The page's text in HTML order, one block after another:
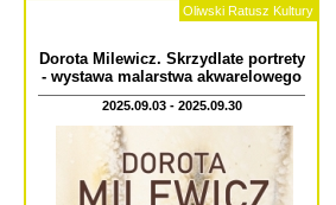
Oliwski Ratusz Kultury
Dorota Milewicz. Skrzydlate portrety
- wystawa malarstwa akwarelowego
2025.09.03 - 2025.09.30